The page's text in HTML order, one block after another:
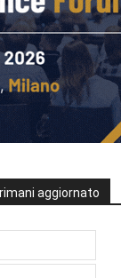
aggiornato